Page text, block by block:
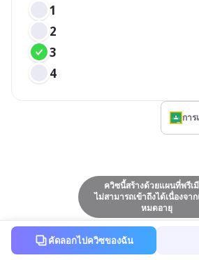
1
2
3
4
กา
ควิซนี้สร้างด้วยแผนที่พรีเ
ไม่สามารถเข้าถึงได้เนื่องจา
หมดอายุ
คัดลอกไปควิซของฉัน